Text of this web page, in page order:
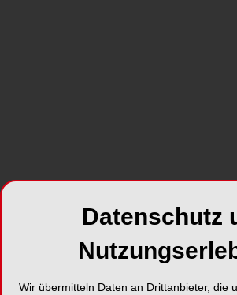
Datenschutz
Wir übermitteln Daten an Drittanbieter, die